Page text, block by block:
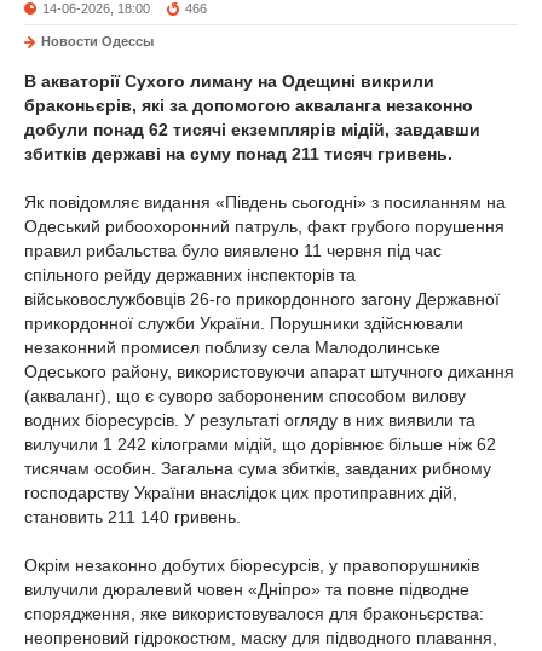
14-06-2026, 18:00 466
Новости Одессы
В акваторії Сухого лиману на Одещині викрили
браконьєрів, які за допомогою акваланга незаконно
добули понад 62 тисячі екземплярів мідій, завдавши
збитків державі на суму понад 211 тисяч гривень.
Як повідомляє видання «Південь сьогодні» з посиланням на
Одеський рибоохоронний патруль, факт грубого порушення
правил рибальства було виявлено 11 червня під час
спільного рейду державних інспекторів та
військовослужбовців 26-го прикордонного загону Державної
прикордонної служби України. Порушники здійснювали
незаконний промисел поблизу села Малодолинське
Одеського району, використовуючи апарат штучного дихання
(акваланг), що є суворо забороненим способом вилову
водних біоресурсів. У результаті огляду в них виявили та
вилучили 1 242 кілограми мідій, що дорівнює більше ніж 62
тисячам особин. Загальна сума збитків, завданих рибному
господарству України внаслідок цих протиправних дій,
становить 211 140 гривень.
Окрім незаконно добутих біоресурсів, у правопорушників
вилучили дюралевий човен «Дніпро» та повне підводне
спорядження, яке використовувалося для браконьєрства:
неопреновий гідрокостюм, маску для підводного плавання,